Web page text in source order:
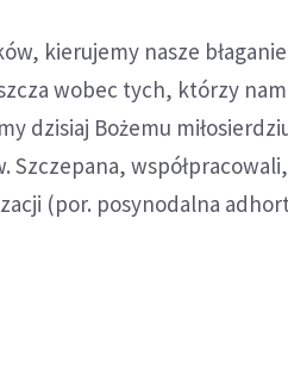
kierujemy nasze
wobec tych, którzy
dzisiaj Bożemu
Szczepana, współpracowali,
(por. posynodalna